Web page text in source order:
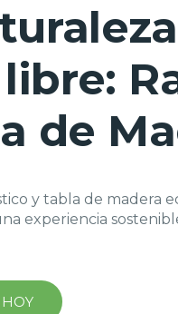
de
y tabla de madera
experiencia